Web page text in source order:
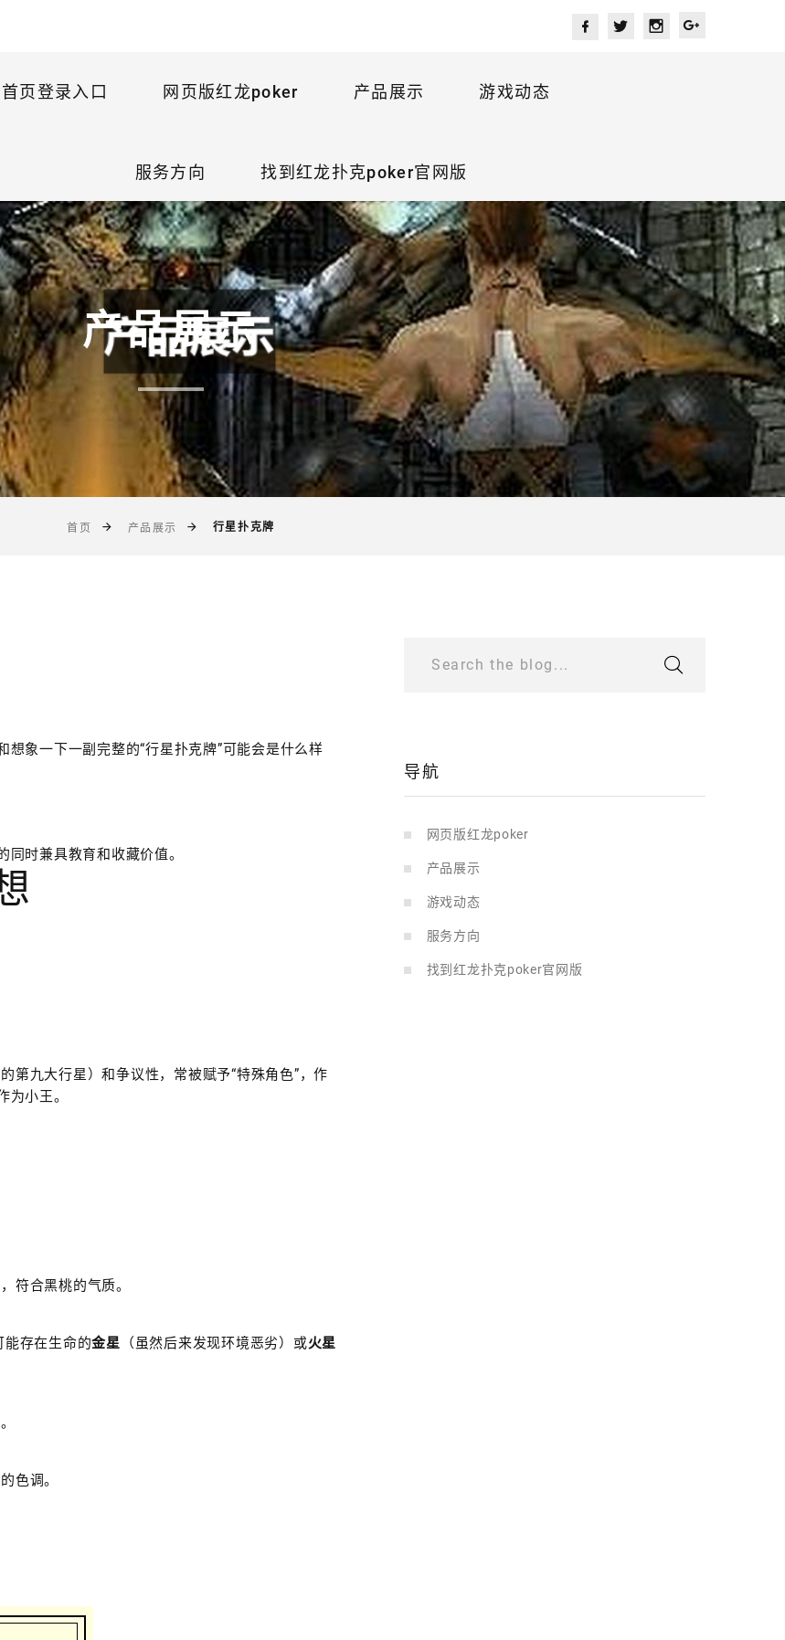
首页登录入口 网页版红龙poker 产品展示 游戏动态
服务方向 找到红龙扑克poker官网版
产品展示
首页 产品展示 行星扑克牌
象一下一副完整的“行星扑克牌”可能会是什么样
时兼具教育和收藏价值。
第九大行星）和争议性，常被赋予“特殊角色”，作
为小王。
符合黑桃的气质。
能存在生命的金星 （虽然后来发现环境恶劣）或火星
色调。
Search the blog...
导航
网页版红龙poker
产品展示
游戏动态
服务方向
找到红龙扑克poker官网版